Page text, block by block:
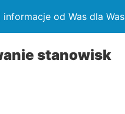
od Was dla Was
stanowisk